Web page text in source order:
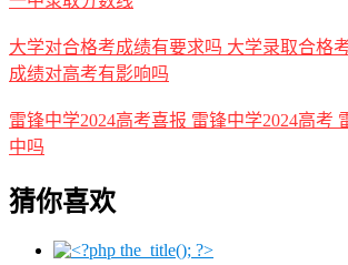
大学对合格考成绩有要求吗 大学录取合格
成绩对高考有影响吗
雷锋中学2024高考喜报 雷锋中学2024高考
中吗
猜你喜欢